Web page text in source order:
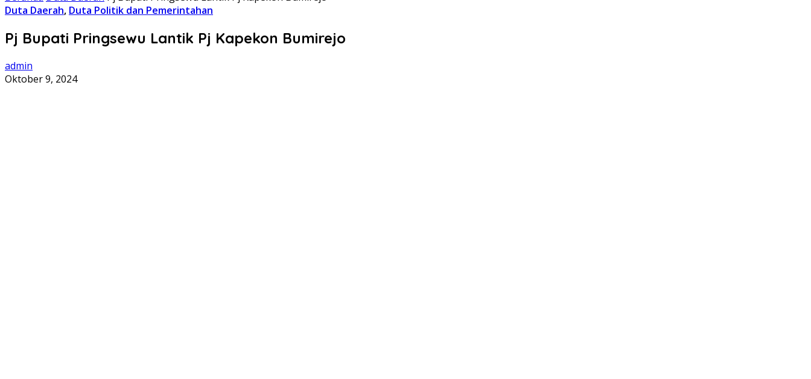
Duta Daerah, Duta Politik dan Pemerintahan
Pj Bupati Pringsewu Lantik Pj Kapekon Bumirejo
admin
Oktober 9, 2024